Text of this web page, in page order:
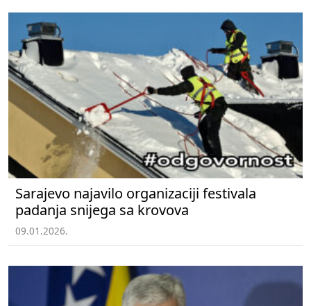
Sarajevo najavilo organizaciji festivala
padanja snijega sa krovova
09.01.2026.